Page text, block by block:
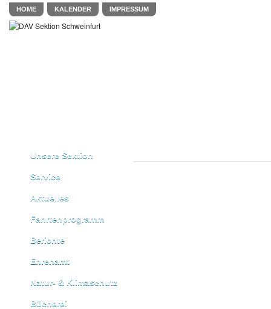
HOME KALENDER IMPRESSUM
Unsere Sektion
Service
Aktuelles
Fahrtenprogramm
Berichte
Ehrenamt
Natur- & Klimaschutz
Bücherei